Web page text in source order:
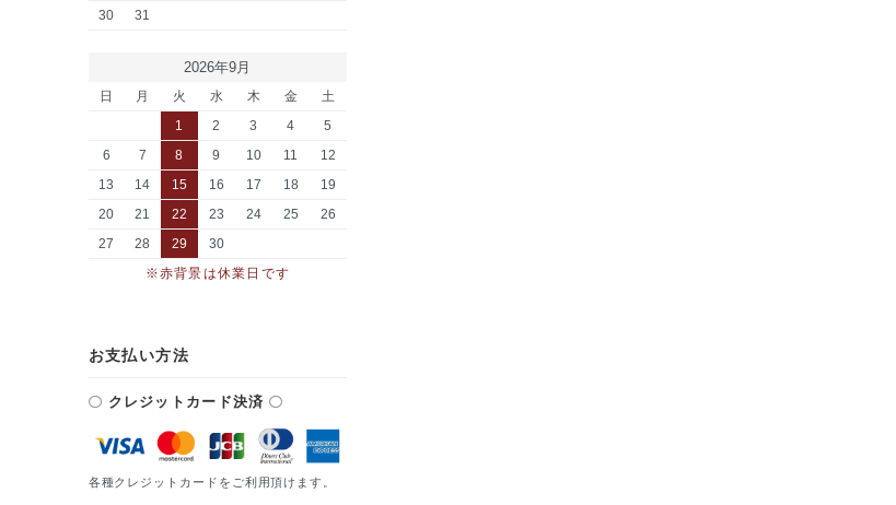
30
31
2026年9月
日 月 火 水 木 金
土
1
2 3 4
5
6
7 8 9 10 11
12
13
14 15 16 17 18
19
20
21 22 23 24 25
26
27
28 29
30
※赤背景は休業日です
お支払い方法
クレジットカード決済
各種クレジットカードをご利用頂けます。